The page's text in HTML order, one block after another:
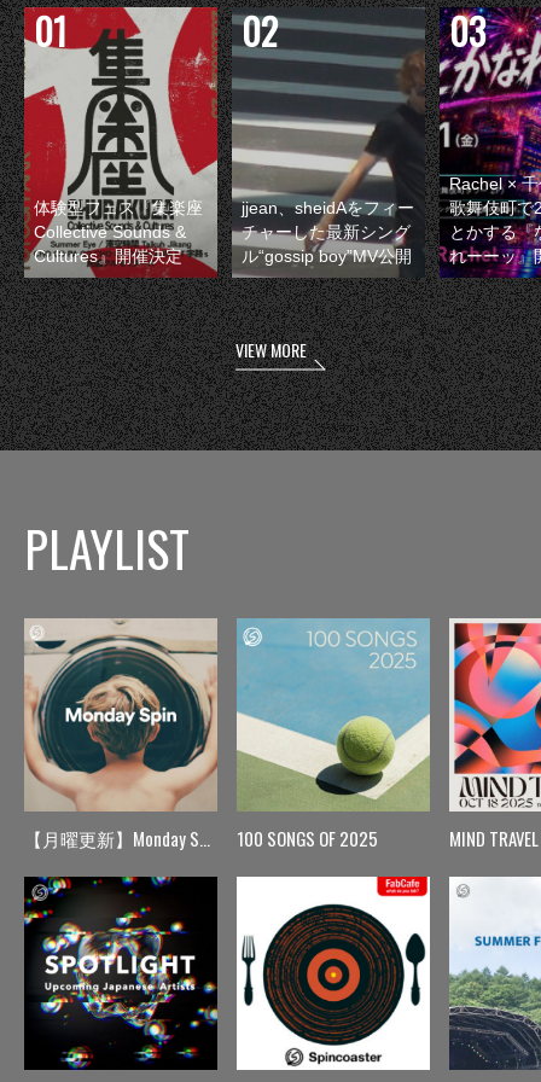
体験型フェス『集楽座
Collective Sounds &
Cultures』開催決定
jjean、sheidAをフィー
チャーした最新シング
ル“gossip boy”MV公開
Rachel ×
歌舞伎町で
とかする『
れーーッ』
VIEW MORE
PLAYLIST
【月曜更新】Monday Spin 100 SONGS OF 2025 MIND TRAVEL